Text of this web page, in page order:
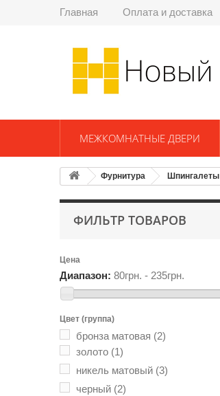
Главная Оплата и доставка
МЕЖКОМНАТНЫЕ ДВЕРИ
Фурнитура Шпингалеты
ФИЛЬТР ТОВАРОВ
Цена
Диапазон: 80грн. - 235грн.
Цвет (группа)
бронза матовая (2)
золото (1)
никель матовый (3)
черный (2)